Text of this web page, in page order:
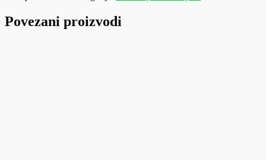
Povezani proizvodi